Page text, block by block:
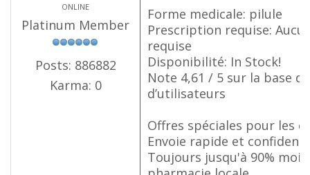
ONLINE
Platinum Member
Posts: 886882
Karma: 0
Forme medicale: pilule
Prescription requise:
requise
Disponibilité: In Stock!
Note 4,61 / 5 sur la base
d’utilisateurs
Offres spéciales pour les
Envoie rapide et
Toujours jusqu'à 90%